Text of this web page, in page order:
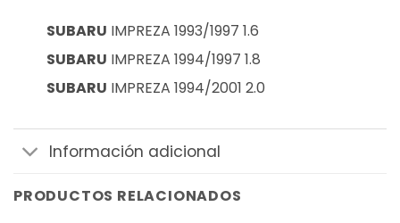
SUBARU IMPREZA 1993/1997 1.6
SUBARU IMPREZA 1994/1997 1.8
SUBARU IMPREZA 1994/2001 2.0
Información adicional
PRODUCTOS RELACIONADOS